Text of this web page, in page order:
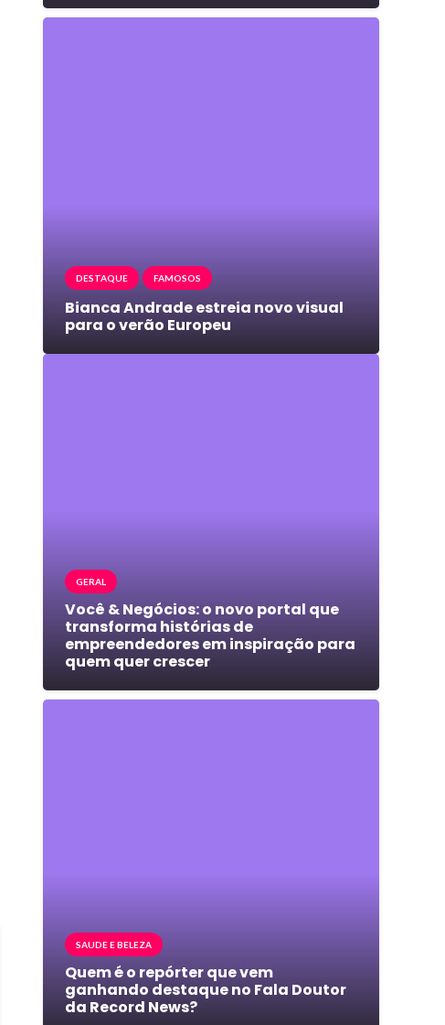
DESTAQUE FAMOSOS
Bianca Andrade estreia novo visual
para o verão Europeu
GERAL
Você & Negócios: o novo portal que
transforma histórias de
empreendedores em inspiração para
quem quer crescer
SAUDE E BELEZA
Quem é o repórter que vem
ganhando destaque no Fala Doutor
da Record News?